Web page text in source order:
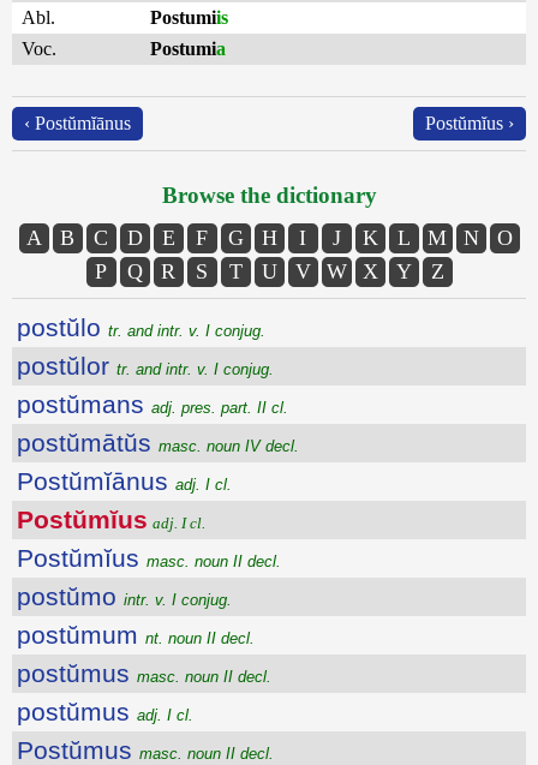
Abl. Postumiis
Voc.
Postumia
‹ Postŭmĭānus Postŭmĭus ›
Browse the dictionary
A B C D E F G H I J K L M N
O
P
Q R S T U V W X Y Z
postŭlo tr. and intr. v. I conjug.
postŭlor tr. and intr. v. I conjug.
postŭmans adj. pres. part. II cl.
postŭmātŭs masc. noun IV decl.
Postŭmĭānus adj. I cl.
Postŭmĭus adj. I cl.
Postŭmĭus masc. noun II decl.
postŭmo intr. v. I conjug.
postŭmum nt. noun II decl.
postŭmus masc. noun II decl.
postŭmus adj. I cl.
Postŭmus masc. noun II decl.